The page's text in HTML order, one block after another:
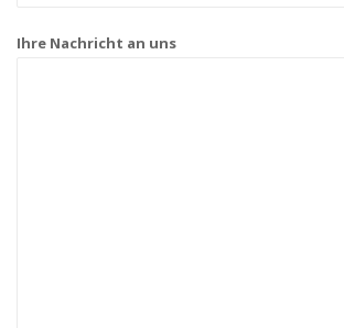
Ihre Nachricht an uns